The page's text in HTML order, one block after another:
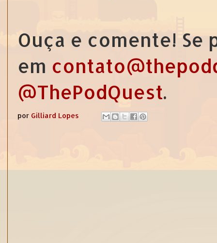
Ouça e comente!
em
@ThePodQuest.
por Gilliard Lopes